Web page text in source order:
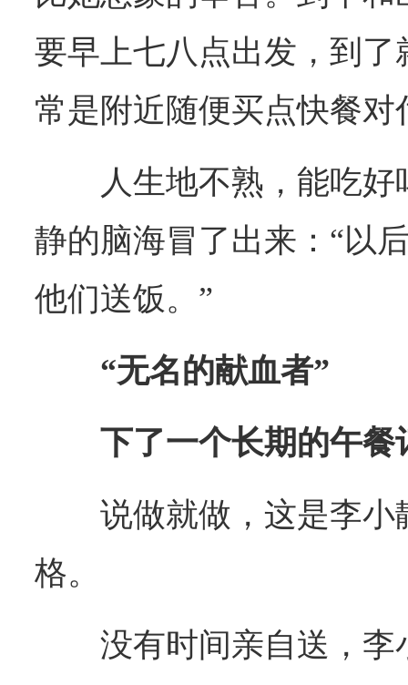
要早上七八点出发，到
常是附近随便买点快餐对
人生地不熟，能吃
静的脑海冒了出来：“以
他们送饭。”
“无名的献血者”
下了一个长期的午餐
说做就做，这是李
格。
没有时间亲自送，